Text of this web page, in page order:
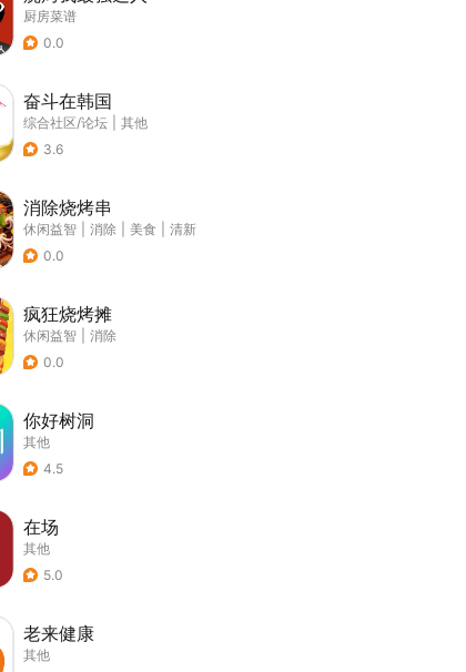
厨房菜谱
0.0
奋斗在韩国
综合社区/论坛
其他
3.6
消除烧烤串
休闲益智 消除 美食
清新
0.0
疯狂烧烤摊
休闲益智
消除
0.0
你好树洞
其他
4.5
在场
其他
5.0
老来健康
其他